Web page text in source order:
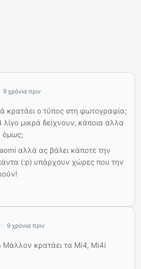
9 χρόνια πριν
κρατάει ο τύπος στη φωτογραφία;
λίγο μικρά δείχνουν, κάποια άλλα
όμως;
αλλά ας βάλει κάποτε την
(:p) υπάρχουν χώρες που την
9 χρόνια πριν
Μάλλον κρατάει τα Mi4, Mi4i